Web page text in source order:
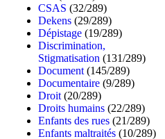
CSAS (32/289)
Dekens (29/289)
Dépistage (19/289)
Discrimination,
Stigmatisation (131/289)
Document (145/289)
Documentaire (9/289)
Droit (20/289)
Droits humains (22/289)
Enfants des rues (21/289)
Enfants maltraités (10/289)